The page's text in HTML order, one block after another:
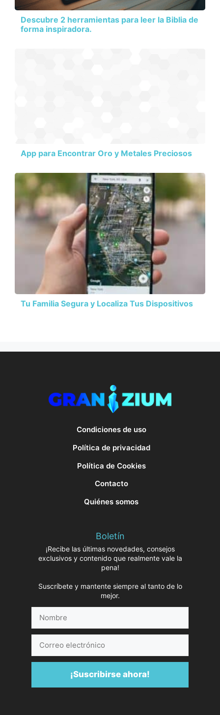
Descubre 2 herramientas para leer la Biblia de
forma inspiradora.
App para Encontrar Oro y Metales Preciosos
Tu Familia Segura y Localiza Tus Dispositivos
Condiciones de uso
Política de privacidad
Política de Cookies
Contacto
Quiénes somos
Boletín
¡Recibe las últimas novedades, consejos
exclusivos y contenido que realmente vale la
pena!
Suscríbete y mantente siempre al tanto de lo
mejor.
electrónico
¡Suscribirse ahora!